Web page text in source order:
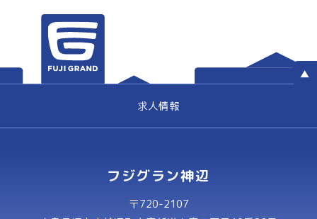
求人情報
フジグラン神辺
〒720-2107